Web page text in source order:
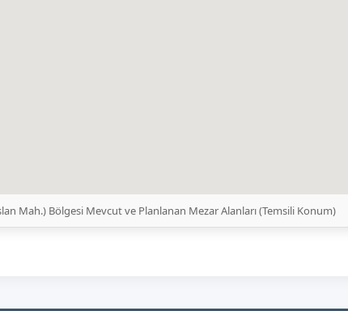
Mah.) Bölgesi Mevcut ve Planlanan Mezar Alanları (Temsili Konum)